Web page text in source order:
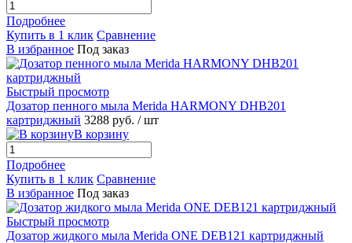
Подробнее
Купить в 1 клик Сравнение
В избранное Под заказ
Быстрый просмотр
Дозатор пенного мыла Merida HARMONY DHB201
картриджный 3288 руб. / шт
В корзину
Подробнее
Купить в 1 клик Сравнение
В избранное Под заказ
Быстрый просмотр
Дозатор жидкого мыла Merida ONE DEB121 картриджный